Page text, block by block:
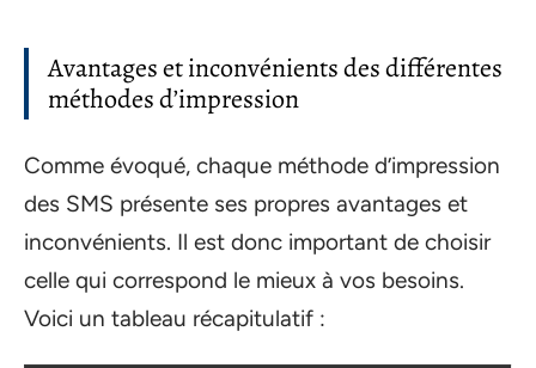
Avantages et inconvénients des différentes
méthodes d’impression
Comme évoqué, chaque méthode d’impression
des SMS présente ses propres avantages et
inconvénients. Il est donc important de choisir
celle qui correspond le mieux à vos besoins.
Voici un tableau récapitulatif :